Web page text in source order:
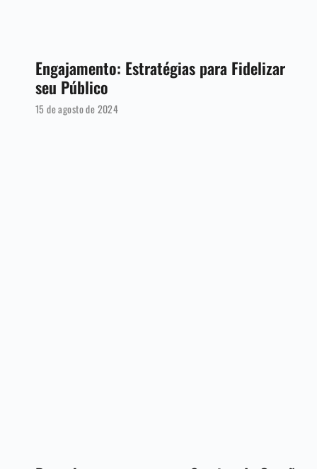
Engajamento: Estratégias para Fidelizar
seu Público
15 de agosto de 2024